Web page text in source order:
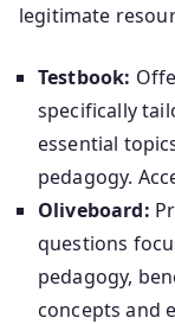
legitimate
Testbook:
specifically
essential
pedagogy.
Oliveboard:
questions
pedagogy,
concepts and